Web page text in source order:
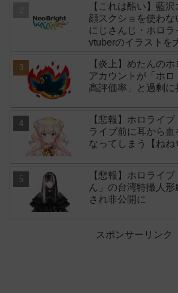
【これは酷い】藍
顔スクショを使わ
にじさんじ・ホロ
vtuberのイラストを
「NeoBright（ネオ
罪！
【炎上】めたんの
アカウントが「ホ
高評価率」と過剰に
【悲報】ホロライ
ライブ前に耳から
なってしまう【ねね
【悲報】ホロライ
ん」の台湾特撮人
され非公開に
スポンサーリンク